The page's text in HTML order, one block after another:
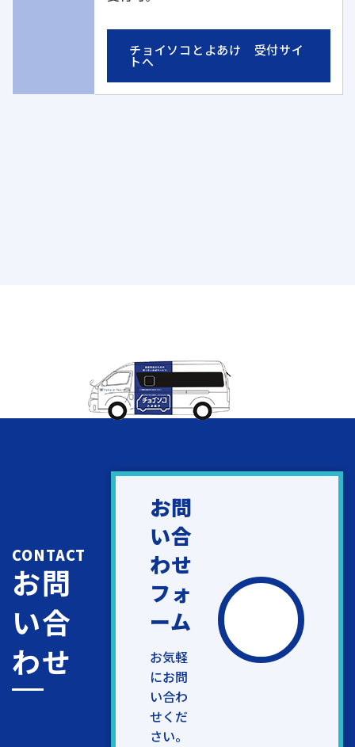
チョイソコとよあけ 受付サイ
トへ
CONTACT
お問
い合
わせ
お問
い合
わせ
フォ
ーム
お気軽
にお問
い合わ
せくだ
さい。